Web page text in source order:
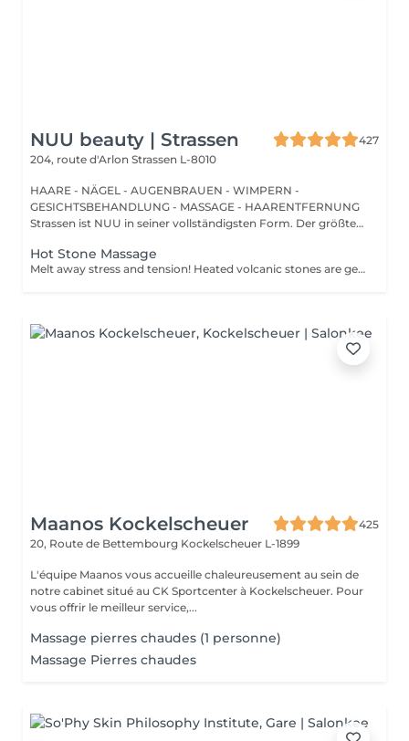
NUU beauty | Strassen
427
204, route d'Arlon Strassen L-8010
HAARE - NÄGEL - AUGENBRAUEN - WIMPERN -
GESICHTSBEHANDLUNG - MASSAGE - HAARENTFERNUNG
Strassen ist NUU in seiner vollständigsten Form. Der größte
Hot Stone Massage
Melt away stress and tension! Heated volcanic stones are gently placed and massaged over the body to warm the muscles, increase circulation, and promote a deep state of relaxation. Perfect for relieving tension, easing anxiety, and restoring inner calm. Age restrictions: there are no age restrictions for this procedure. Post procedure recommendations: do not do sport and any sharp movements 2-3 hours after the procedure. Frequency: 1-2 times per week, 10 times in total. Repeat once in 3-6 months.
Maanos Kockelscheuer
425
20, Route de Bettembourg Kockelscheuer L-1899
L'équipe Maanos vous accueille chaleureusement au sein de
notre cabinet situé au CK Sportcenter à Kockelscheuer. Pour
vous offrir le meilleur service,...
Massage pierres chaudes (1 personne)
Massage Pierres chaudes